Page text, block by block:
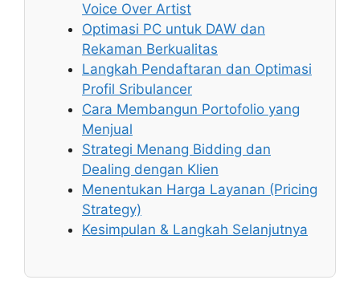
Voice Over Artist
Optimasi PC untuk DAW dan
Rekaman Berkualitas
Langkah Pendaftaran dan Optimasi
Profil Sribulancer
Cara Membangun Portofolio yang
Menjual
Strategi Menang Bidding dan
Dealing dengan Klien
Menentukan Harga Layanan (Pricing
Strategy)
Kesimpulan & Langkah Selanjutnya